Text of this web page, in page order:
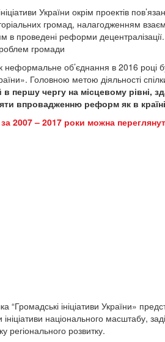
України окрім проектів
громад, налагодженням
в проведені реформи
громади
неформальне об’єднання в 2016 році
Головною метою діяльності
в першу чергу на місцевому рівні,
впровадженню реформ як в країні
2007 – 2017 роки можна
“Громадські ініціативи України»
національного масштабу,
регіонального розвитку.